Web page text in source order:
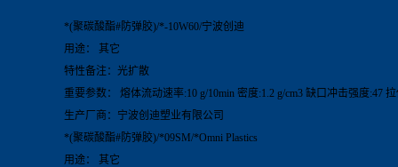
*(聚碳酸酯#防弹胶)/*-10W60/宁波创迪
用途： 其它
特性备注：光扩散
重要参数： 熔体流动速率:10 g/10min 密度:1.2 g/cm3 缺口冲击强度:47
生产厂商：宁波创迪塑业有限公司
*(聚碳酸酯#防弹胶)/*09SM/*Omni Plastics
用途： 其它